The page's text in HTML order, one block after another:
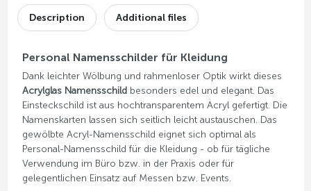
Description Additional files
Personal Namensschilder für Kleidung
Dank leichter Wölbung und rahmenloser Optik wirkt dieses
Acrylglas Namensschildbesonders edel und elegant. Das
Einsteckschild ist aus hochtransparentem Acryl gefertigt. Die
Namenskarten lassen sich seitlich leicht austauschen. Das
gewölbte Acryl-Namensschild eignet sich optimal als
Personal-Namensschild für die Kleidung - ob für tägliche
Verwendung im Büro bzw. in der Praxis oder für
gelegentlichen Einsatz auf Messen bzw. Events.